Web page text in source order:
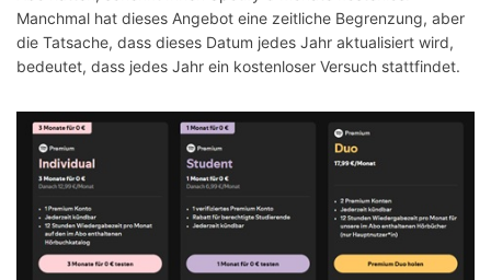
8️⃣ Geschenkkarten Bis zu 12 Monate
9️⃣ Opera Browser 3 Monate
Manchmal hat dieses Angebot eine zeitliche Begrenzung, aber
die Tatsache, dass dieses Datum jedes Jahr aktualisiert wird,
bedeutet, dass jedes Jahr ein kostenloser Versuch stattfindet.